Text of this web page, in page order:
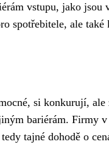
vstupu, jako jsou
spotřebitele, ale
si konkurují,
bariérám. Firmy
tajné dohodě o